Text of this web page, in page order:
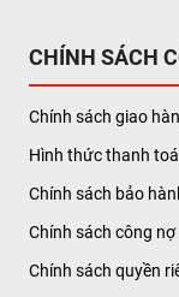
CHÍNH SÁCH
Chính sách giao
Hình thức thanh
Chính sách bảo
Chính sách công nợ
Chính sách quyền